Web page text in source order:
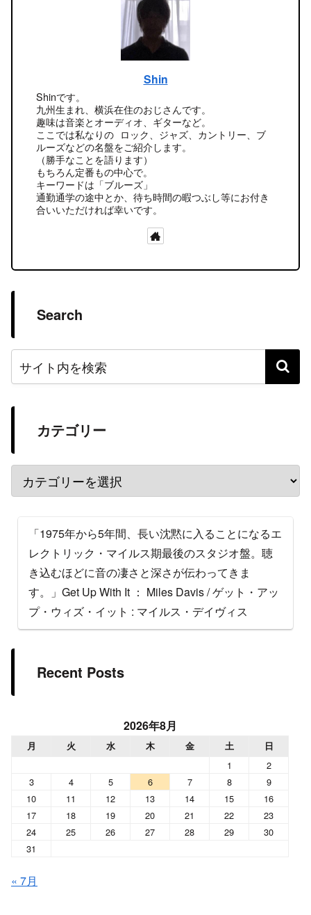
Shin
Shinです。
九州生まれ、横浜在住のおじさんです。
趣味は音楽とオーディオ、ギターなど。
ここでは私なりの ロック、ジャズ、カントリー、ブ
ルーズなどの名盤をご紹介します。
（勝手なことを語ります）
もちろん定番もの中心で。
キーワードは「ブルーズ」
通勤通学の途中とか、待ち時間の暇つぶし等にお付き
合いいただければ幸いです。
Search
カテゴリー
「1975年から5年間、長い沈黙に入ることになるエ
レクトリック・マイルス期最後のスタジオ盤。聴
き込むほどに音の凄さと深さが伝わってきま
す。」Get Up With It ： Miles Davis / ゲット・アッ
プ・ウィズ・イット : マイルス・デイヴィス
Recent Posts
2026年8月
月 火 水 木 金 土 日
1
2
3
4 5 6 7 8
9
10
11 12 13 14 15
16
17
18 19 20 21 22
23
24
25 26 27 28 29
30
31
« 7月